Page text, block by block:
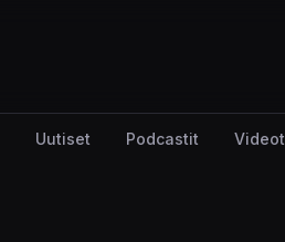
Uutiset Podcastit Videot